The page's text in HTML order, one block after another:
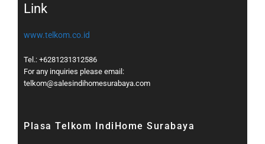
Link
www.telkom.co.id
Tel.: +6281231312586
For any inquiries please email:
telkom@salesindihomesurabaya.com​
Plasa Telkom IndiHome Surabaya